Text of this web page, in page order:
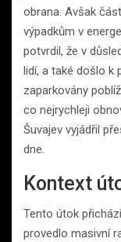
obrana. Avšak
výpadkům v
potvrdil, že v
lidí, a také došlo k
zaparkovány
co nejrychleji
Šuvajev vyjádřil
dne.
Kontext
Tento útok
provedlo masivní